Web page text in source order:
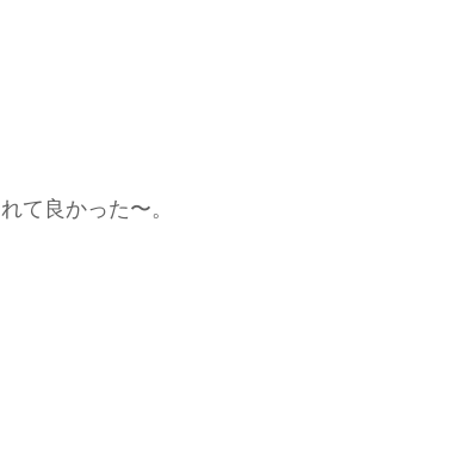
て良かった〜。